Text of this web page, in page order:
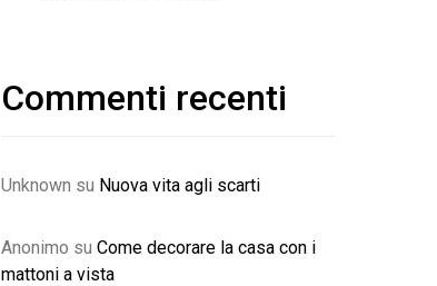
Commenti recenti
Unknown su Nuova vita agli scarti
Anonimo su Come decorare la casa con i
mattoni a vista